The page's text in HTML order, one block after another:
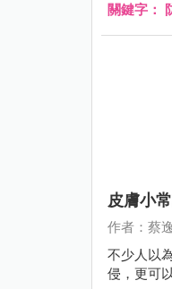
關鍵字：
皮膚小
作者：蔡
不少人以
侵，更可